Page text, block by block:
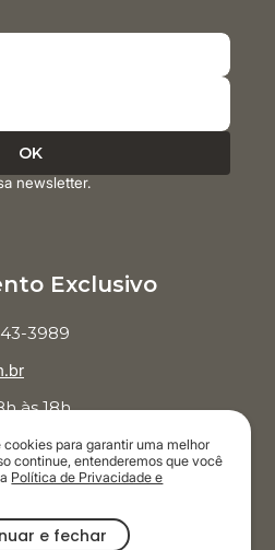
para garantir uma melhor
continue, entenderemos que você
Política de Privacidade e
e fechar
newsletter.
Exclusivo
3989
às 18h.
9h às 20h.